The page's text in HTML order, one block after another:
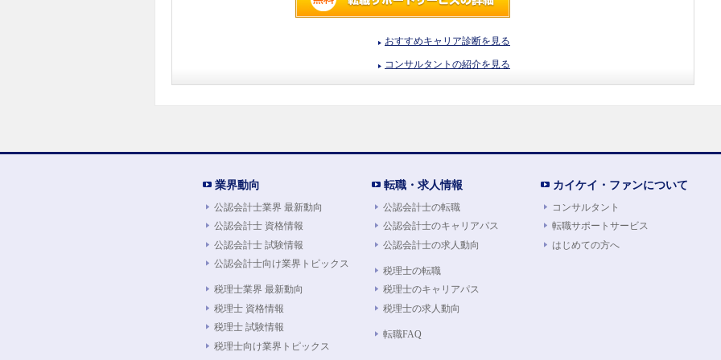
おすすめキャリア診断を見る
コンサルタントの紹介を見る
業界動向
公認会計士業界 最新動向
公認会計士 資格情報
公認会計士 試験情報
公認会計士向け業界トピックス
税理士業界 最新動向
税理士 資格情報
税理士 試験情報
税理士向け業界トピックス
転職・求人情報
公認会計士の転職
公認会計士のキャリアパス
公認会計士の求人動向
税理士の転職
税理士のキャリアパス
税理士の求人動向
転職FAQ
カイケイ・ファンについて
コンサルタント
転職サポートサービス
はじめての方へ